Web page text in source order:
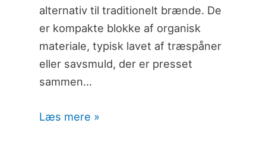
alternativ til traditionelt brænde. De
er kompakte blokke af organisk
materiale, typisk lavet af træspåner
eller savsmuld, der er presset
sammen…
Læs mere »